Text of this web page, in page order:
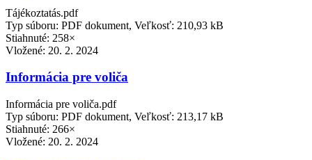
Tájékoztatás.pdf
Typ súboru: PDF dokument, Veľkosť: 210,93 kB
Stiahnuté: 258×
Vložené: 20. 2. 2024
Informácia pre voliča
Informácia pre voliča.pdf
Typ súboru: PDF dokument, Veľkosť: 213,17 kB
Stiahnuté: 266×
Vložené: 20. 2. 2024